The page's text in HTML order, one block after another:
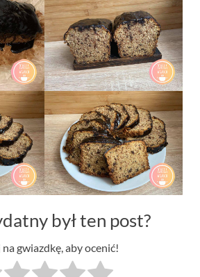
był ten post?
gwiazdkę, aby ocenić!